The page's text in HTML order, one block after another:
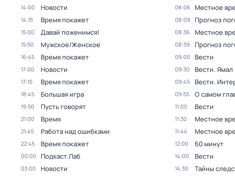
14:00 Новости
14:15 Время покажет
15:00 Давай поженимся!
15:50 Мужское/Женское
16:45 Время покажет
17:00 Новости
17:15 Время покажет
18:45 Большая игра
19:50 Пусть говорят
21:00 Время
21:45 Работа над ошибками
22:45 Время покажет
00:00 Подкаст.Лаб
03:00 Новости
08:06 Местное
08:09 Прогноз
08:36 Местное
08:39 Прогноз
09:00 Вести
09:30 Вести. Ямал
09:45 Вести.
09:55 О самом
11:00 Вести
11:30 Местное
11:44 Местное
12:00 60 минут
14:00 Вести
14:30 Тайны